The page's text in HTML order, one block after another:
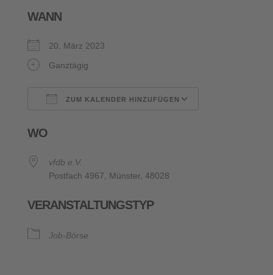
WANN
20. März 2023
Ganztägig
ZUM KALENDER HINZUFÜGEN
WO
vfdb e.V.
Postfach 4967, Münster, 48028
VERANSTALTUNGSTYP
Job-Börse